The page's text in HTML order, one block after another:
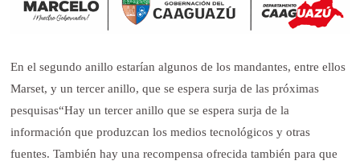
En el segundo anillo estarían algunos de los mandantes, entre ellos
Marset, y un tercer anillo, que se espera surja de las próximas
pesquisas“Hay un tercer anillo que se espera surja de la
información que produzcan los medios tecnológicos y otras
fuentes. También hay una recompensa ofrecida también para que